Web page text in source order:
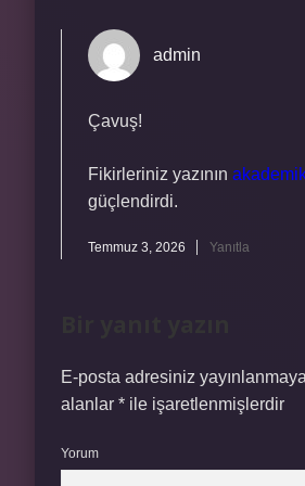
admin
Çavuş!
Fikirleriniz yazının
güçlendirdi.
Temmuz 3, 2026 Yanıtla
E-posta adresiniz
alanlar * ile işaretlenmişlerdir
Yorum